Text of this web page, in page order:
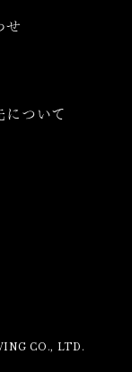
せ
について
CO., LTD.